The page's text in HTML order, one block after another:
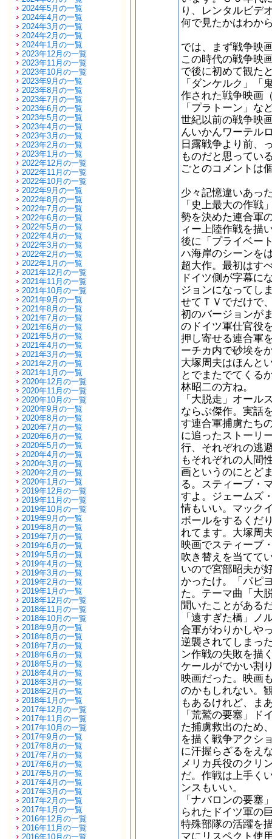
2024年5月の一覧
2024年4月の一覧
2024年3月の一覧
2024年2月の一覧
2024年1月の一覧
2023年12月の一覧
2023年11月の一覧
2023年10月の一覧
2023年9月の一覧
2023年8月の一覧
2023年7月の一覧
2023年6月の一覧
2023年5月の一覧
2023年4月の一覧
2023年3月の一覧
2023年2月の一覧
2023年1月の一覧
2022年12月の一覧
2022年11月の一覧
2022年10月の一覧
2022年9月の一覧
2022年8月の一覧
2022年7月の一覧
2022年6月の一覧
2022年5月の一覧
2022年4月の一覧
2022年3月の一覧
2022年2月の一覧
2022年1月の一覧
2021年12月の一覧
2021年11月の一覧
2021年10月の一覧
2021年9月の一覧
2021年8月の一覧
2021年7月の一覧
2021年6月の一覧
2021年5月の一覧
2021年4月の一覧
2021年3月の一覧
2021年2月の一覧
2021年1月の一覧
2020年12月の一覧
2020年11月の一覧
2020年10月の一覧
2020年9月の一覧
2020年8月の一覧
2020年7月の一覧
2020年6月の一覧
2020年5月の一覧
2020年4月の一覧
2020年3月の一覧
2020年2月の一覧
2020年1月の一覧
2019年12月の一覧
2019年11月の一覧
2019年10月の一覧
2019年9月の一覧
2019年8月の一覧
2019年7月の一覧
2019年6月の一覧
2019年5月の一覧
2019年4月の一覧
2019年3月の一覧
2019年2月の一覧
2019年1月の一覧
2018年12月の一覧
2018年11月の一覧
2018年10月の一覧
2018年9月の一覧
2018年8月の一覧
2018年7月の一覧
2018年6月の一覧
2018年5月の一覧
2018年4月の一覧
2018年3月の一覧
2018年2月の一覧
2018年1月の一覧
2017年12月の一覧
2017年11月の一覧
2017年10月の一覧
2017年9月の一覧
2017年8月の一覧
2017年7月の一覧
2017年6月の一覧
2017年5月の一覧
2017年4月の一覧
2017年3月の一覧
2017年2月の一覧
2017年1月の一覧
2016年12月の一覧
2016年11月の一覧
2016年10月の一覧
り、レンタルビデ
何で見たかはわか
では、まず戦争映
この時代の戦争映
で後に初めて観た
「ダンケルク」「
作された戦争映画
「プラトーン」な
世紀以前の戦争映
んいかんワーテル
日露戦争より前、
ものだと思ってい
ごとのコメントは
少々記憶違いあっ
「史上最大の作戦
勢を決めた連合軍
ィー上陸作戦を描
後に「プライベー
ハ海岸のシーンを
超大作。最初はす
ドイツ側が字幕に
ジョンになってし
せてＴＶでだけで
初のバージョンが
のドイツ軍仕官役
押し寄せる連合軍
ーチカ内で砂埃を
大塚周夫はほんと
とでまたでてくる
林昭二の方ね。
「大脱走」オール
ならぶ傑作。実話
す連合軍捕虜たち
に追ったストーリ
行、それぞれの逃
もそれぞれの人間
画というのにとど
る。スティーブ・
すよ。ジェームズ
情もいい。マック
ボールをするくだ
れてます。大塚周
映画でスティーブ
吹き替えを当てて
いので宮部昭夫が
かったけ。「パピ
た。テーマ曲「大
聞いたことがある
「遠すぎた橋」ノ
合軍がわりかしや
逆襲されてしまっ
ン作戦の失敗を描
ケールがでかい割
映画だった。映画
のかもしれない。
もあるけれど、ま
「荒鷲の要塞」ド
た捕虜救出のため
を描く戦争アクシ
に汗握らざるをえ
メリカ兵役のクリ
だ。作戦は上手く
ンスもいい。
「ナバロンの要塞
られたドイツ軍の
特殊部隊の活躍を
マにリスペクト使